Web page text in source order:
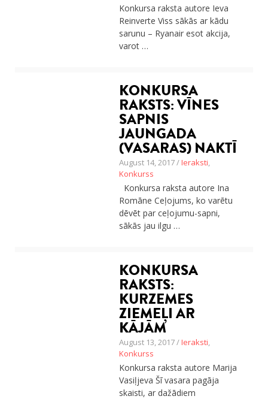
Konkursa raksta autore Ieva
Reinverte Viss sākās ar kādu
sarunu – Ryanair esot akcija,
varot …
KONKURSA
RAKSTS: VĪNES
SAPNIS
JAUNGADA
(VASARAS) NAKTĪ
August 14, 2017 /Ieraksti,
Konkurss
Konkursa raksta autore Ina
Romāne Ceļojums, ko varētu
dēvēt par ceļojumu-sapni,
sākās jau ilgu …
KONKURSA
RAKSTS:
KURZEMES
ZIEMEĻI AR
KĀJĀM
August 13, 2017 /Ieraksti,
Konkurss
Konkursa raksta autore Marija
Vasiļjeva Šī vasara pagāja
skaisti, ar dažādiem